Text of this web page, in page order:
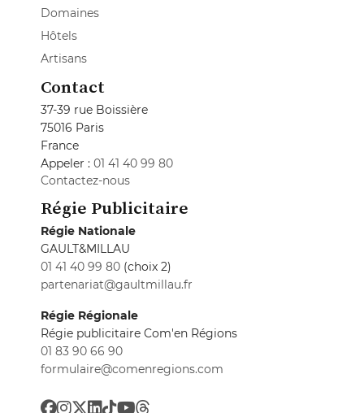
Domaines
Hôtels
Artisans
Contact
37-39 rue Boissière
75016 Paris
France
Appeler : 01 41 40 99 80
Contactez-nous
Régie Publicitaire
Régie Nationale
GAULT&MILLAU
01 41 40 99 80 (choix 2)
partenariat@gaultmillau.fr
Régie Régionale
Régie publicitaire Com'en Régions
01 83 90 66 90
formulaire@comenregions.com